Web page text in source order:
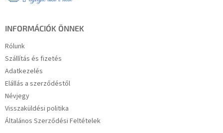
INFORMÁCIÓK ÖNNEK
Rólunk
Szállítás és fizetés
Adatkezelés
Elállás a szerződéstől
Névjegy
Visszaküldési politika
Általános Szerződési Feltételek